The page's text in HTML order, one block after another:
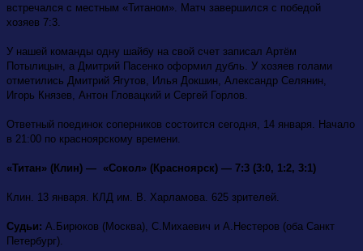
встречался с местным «Титаном». Матч завершился с победой
хозяев 7:3.
У нашей команды одну шайбу на свой счет записал Артём
Потылицын, а Дмитрий Пасенко оформил дубль. У хозяев голами
отметились Дмитрий Ягутов, Илья Докшин, Александр Селянин,
Игорь Князев, Антон Гловацкий и Сергей Горлов.
Ответный поединок соперников состоится сегодня, 14 января. Начало
в 21:00 по красноярскому времени.
«Титан» (Клин) — «Сокол» (Красноярск) — 7:3 (3:0, 1:2, 3:1)
Клин. 13 января. КЛД им. В. Харламова. 625 зрителей.
Судьи: А.Бирюков (Москва), С.Михаевич и А.Нестеров (оба Санкт
Петербург).